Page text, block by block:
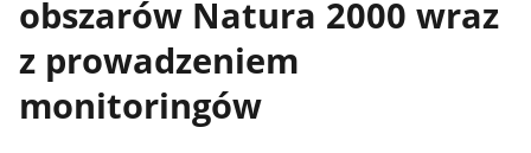
obszarów Natura 2000 wraz
z prowadzeniem
monitoringów